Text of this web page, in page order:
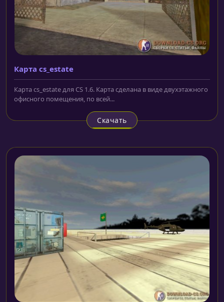
Карта cs_estate
Карта cs_estate для CS 1.6. Карта сделана в виде двухэтажного
офисного помещения, по всей...
Скачать